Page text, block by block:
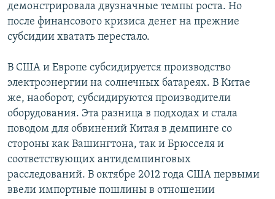
демонстрировала двузначные темпы роста. Но
после финансового кризиса денег на прежние
субсидии хватать перестало.
В США и Европе субсидируется производство
электроэнергии на солнечных батареях. В Китае
же, наоборот, субсидируются производители
оборудования. Эта разница в подходах и стала
поводом для обвинений Китая в демпинге со
стороны как Вашингтона, так и Брюсселя и
соответствующих антидемпинговых
расследований. В октябре 2012 года США первыми
ввели импортные пошлины в отношении